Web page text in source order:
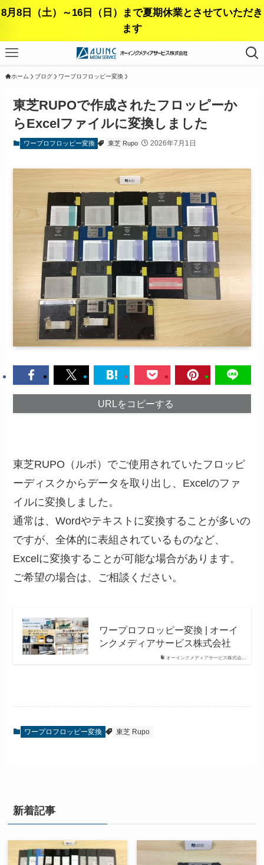
8月8日（土）～16日（日）まで夏期休業とさせていただき
ます
ホーム ブログ ワープロフロッピー変換
東芝RUPOで作成されたフロッピーか
らExcelファイルに変換しました
ワープロフロッピー変換 東芝 Rupo 2026年7月1日
URLをコピーする
東芝RUPO（ルポ）でご使用されていたフロッピ
ーディスクからデータを取り出し、Excelのファ
イルに変換しました。
通常は、Wordやテキストに変換することが多いの
ですが、全体的に表組されているものなど、
Excelに変換することが可能な場合があります。
ご希望の場合は、ご相談ください。
オーインクメディアサービス株式会…
ワープロフロッピー変換 | オーイ
ンクメディアサービス株式会社
ワープロフロッピー変換 東芝 Rupo
新着記事